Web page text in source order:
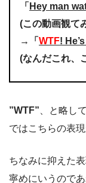
「 Hey man
(この動画観て
→「 WTF!
(なんだこれ、
”WTF” 、と略し
ではこちらの表
ちなみに抑えた
寧めにいうので